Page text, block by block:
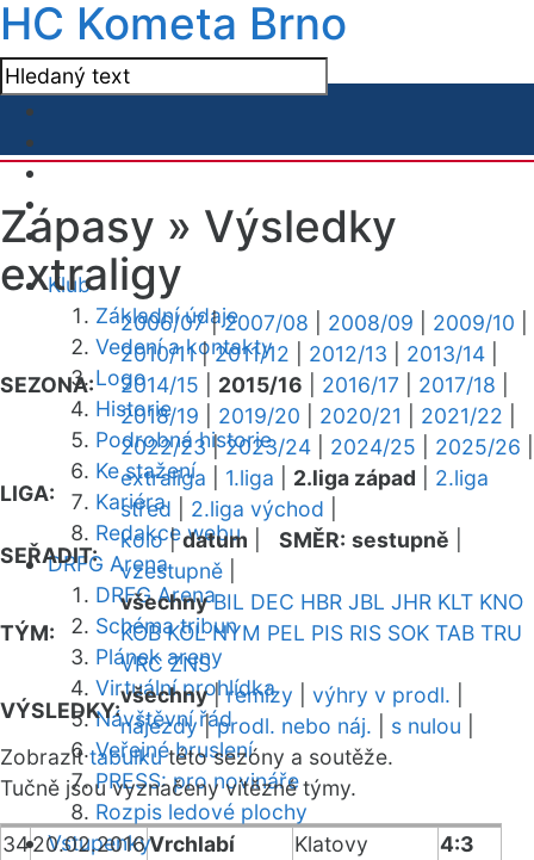
HC Kometa Brno
Klub
Základní údaje
Vedení a kontakty
Logo
Historie
Podrobná historie
Ke stažení
Kariéra
Redakce webu
DRFG Arena
DRFG Arena
Schéma tribun
Plánek areny
Virtuální prohlídka
Návštěvní řád
Veřejné bruslení
PRESS: pro novináře
Rozpis ledové plochy
Vstupenky
Zápasy » Výsledky
extraligy
SEZONA:
2006/07|2007/08 2008/09 2009/10
2010/11|2011/12 2012/13 2013/14
2014/15
2015/16 2016/17 2017/18
2018/19
2019/20 2020/21 2021/22
2022/23|2023/24 2024/25 2025/26
LIGA:
extraliga 1.liga 2.liga západ
2.liga
střed
2.liga východ
SEŘADIT:
kolo|datum SMĚR: sestupně
vzestupně
TÝM:
všechny BIL DEC HBR JBL JHR KLT KNO
KOB KOL NYM PEL PIS RIS SOK TAB TRU
VRC ZNS
VÝSLEDKY:
všechny|remízy výhry v prodl.
nájezdy|prodl. nebo náj. s nulou
Zobrazittabulkutéto sezóny a soutěže.
Tučně jsou vyznačeny vítězné týmy.
3420.02.2016Vrchlabí Klatovy
4:3